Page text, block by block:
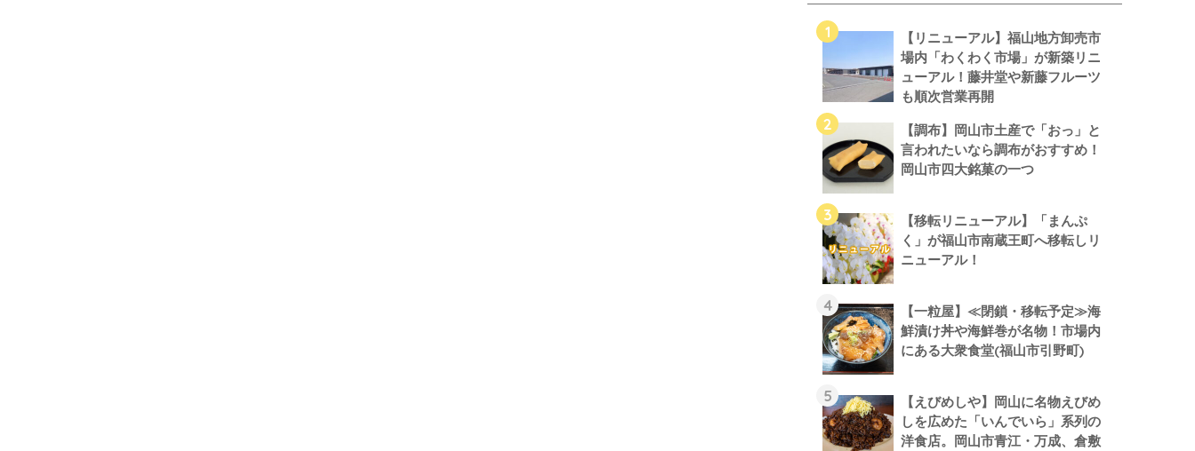
【リニューアル】福山地方卸売市
場内「わくわく市場」が新築リニ
ューアル！藤井堂や新藤フルーツ
も順次営業再開
【調布】岡山市土産で「おっ」と
言われたいなら調布がおすすめ！
岡山市四大銘菓の一つ
【移転リニューアル】「まんぷ
く」が福山市南蔵王町へ移転しリ
ニューアル！
【一粒屋】≪閉鎖・移転予定≫海
鮮漬け丼や海鮮巻が名物！市場内
にある大衆食堂(福山市引野町)
【えびめしや】岡山に名物えびめ
しを広めた「いんでいら」系列の
洋食店。岡山市青江・万成、倉敷